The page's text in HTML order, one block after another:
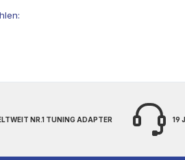
NR.1 TUNING ADAPTER 19